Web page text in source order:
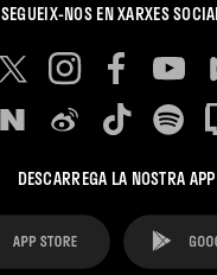
SEGUEIX-NOS EN XARXES
DESCARREGA LA NOSTRA APP